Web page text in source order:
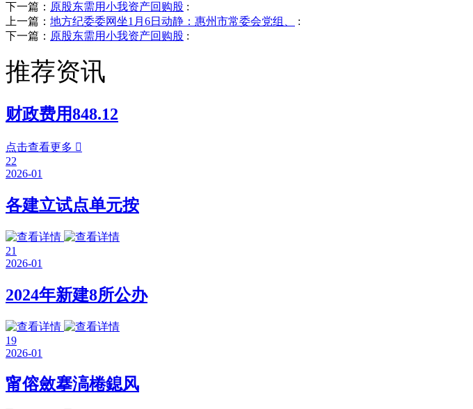
下一篇： 原股东需用小我资产回购股 :
上一篇： 地方纪委委网坐1月6日动静：惠州市常委会党组、
:
下一篇： 原股东需用小我资产回购股 :
推荐资讯
财政费用848.12
点击查看更多 
22
2026-01
各建立试点单元按
21
2026-01
2024年新建8所公办
19
2026-01
甯傛斂搴滈棬鎴风